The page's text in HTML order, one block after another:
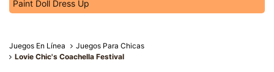
Paint Doll Dress Up
Juegos En Línea
Juegos Para Chicas
Lovie Chic's Coachella Festival